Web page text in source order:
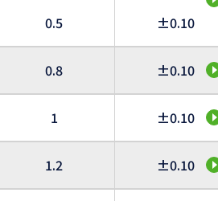
0.5 ±0.10
0.8 ±0.10
1 ±0.10
1.2 ±0.10